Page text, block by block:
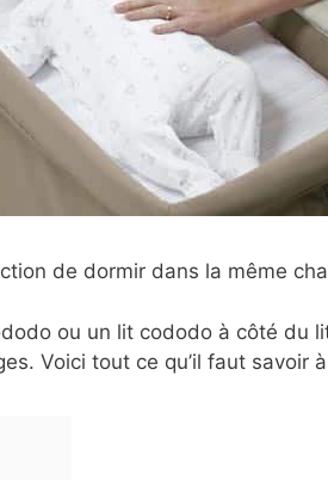
de dormir dans la même
ou un lit cododo à côté du
Voici tout ce qu’il faut savoir